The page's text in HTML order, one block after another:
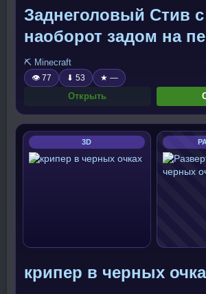
Заднеголовый Стив
наоборот задом на
⛏️ Minecraft
👁 77 ⬇ 53 ★ —
Открыть
3D
крипер в черных